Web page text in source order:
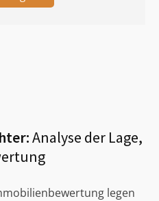
Analyse der Lage,
legen